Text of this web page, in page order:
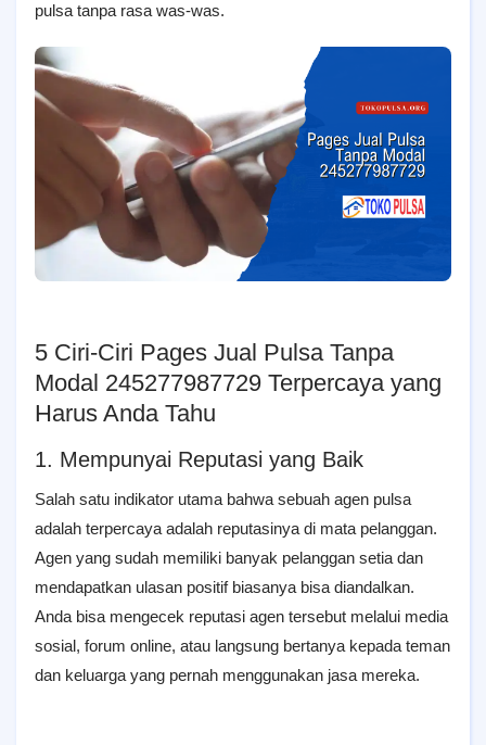
pulsa tanpa rasa was-was.
5 Ciri-Ciri Pages Jual Pulsa Tanpa
Modal 245277987729 Terpercaya yang
Harus Anda Tahu
1. Mempunyai Reputasi yang Baik
Salah satu indikator utama bahwa sebuah agen pulsa
adalah terpercaya adalah reputasinya di mata pelanggan.
Agen yang sudah memiliki banyak pelanggan setia dan
mendapatkan ulasan positif biasanya bisa diandalkan.
Anda bisa mengecek reputasi agen tersebut melalui media
sosial, forum online, atau langsung bertanya kepada teman
dan keluarga yang pernah menggunakan jasa mereka.